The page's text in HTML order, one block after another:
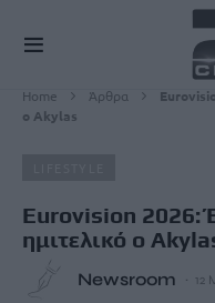
Home Άρθρα
ο Akylas
Eurovision 2026:
ημιτελικό ο
Newsroom 12